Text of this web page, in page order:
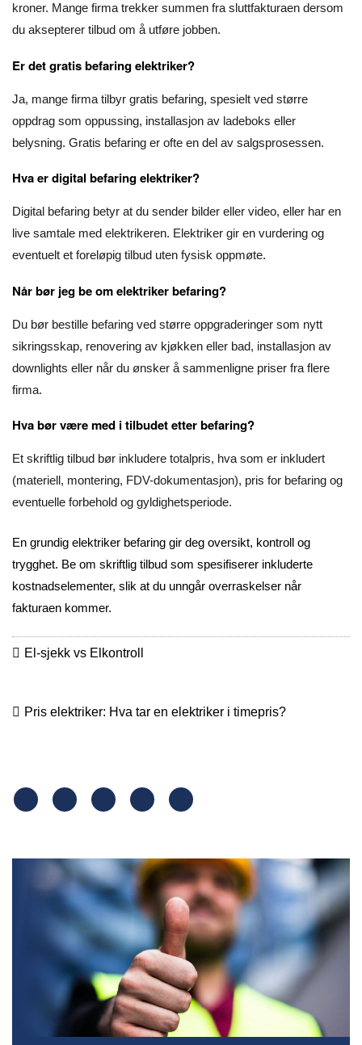
kroner. Mange firma trekker summen fra sluttfakturaen dersom
du aksepterer tilbud om å utføre jobben.
Er det gratis befaring elektriker?
Ja, mange firma tilbyr gratis befaring, spesielt ved større
oppdrag som oppussing, installasjon av ladeboks eller
belysning. Gratis befaring er ofte en del av salgsprosessen.
Hva er digital befaring elektriker?
Digital befaring betyr at du sender bilder eller video, eller har en
live samtale med elektrikeren. Elektriker gir en vurdering og
eventuelt et foreløpig tilbud uten fysisk oppmøte.
Når bør jeg be om elektriker befaring?
Du bør bestille befaring ved større oppgraderinger som nytt
sikringsskap, renovering av kjøkken eller bad, installasjon av
downlights eller når du ønsker å sammenligne priser fra flere
firma.
Hva bør være med i tilbudet etter befaring?
Et skriftlig tilbud bør inkludere totalpris, hva som er inkludert
(materiell, montering, FDV-dokumentasjon), pris for befaring og
eventuelle forbehold og gyldighetsperiode.
En grundig elektriker befaring gir deg oversikt, kontroll og
trygghet. Be om skriftlig tilbud som spesifiserer inkluderte
kostnadselementer, slik at du unngår overraskelser når
fakturaen kommer.
El-sjekk vs Elkontroll
Pris elektriker: Hva tar en elektriker i timepris?